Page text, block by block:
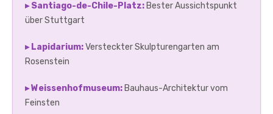
▸ Santiago-de-Chile-Platz: Bester Aussichtspunkt
über Stuttgart
▸ Lapidarium:Versteckter Skulpturengarten am
Rosenstein
▸ Weissenhofmuseum: Bauhaus-Architektur vom
Feinsten